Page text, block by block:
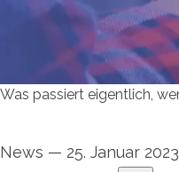
Was passiert eigentlich,
News — 25. Januar